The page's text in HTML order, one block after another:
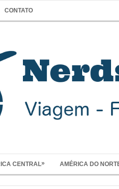
CONTATO
CENTRAL» AMÉRICA DO